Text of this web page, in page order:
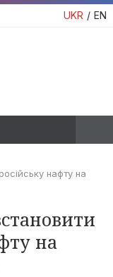
UKR EN
нафту на
на